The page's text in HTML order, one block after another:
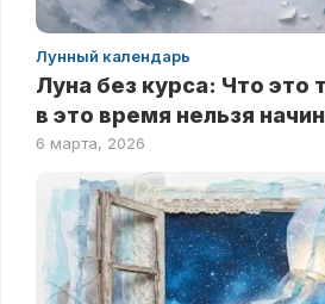
Лунный календарь
Луна без курса: Что это
в это время нельзя
6 марта, 2026